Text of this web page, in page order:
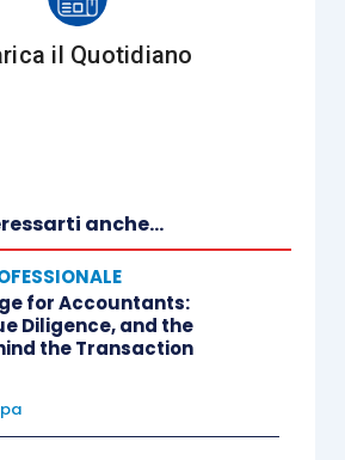
e si dividono in 4 macro-
con gli altri;
COGNITIVE: le capacità di
sintesi;
ORGANIZZATIVE: le
operative.
il Quotidiano
anche...
for Accountants:
Diligence, and the
the Transaction